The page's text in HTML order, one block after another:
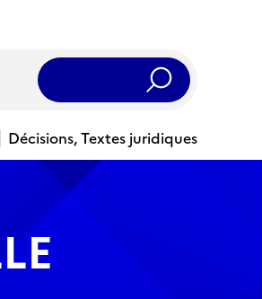
Rechercher
Décisions, Textes juridiques